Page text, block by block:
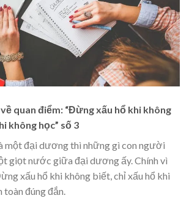
quan điểm: “Đừng xấu hổ khi không
không học” số 3
một đại dương thì những gì con người
giọt nước giữa đại dương ấy. Chính vì
xấu hổ khi không biết, chỉ xấu hổ khi
toàn đúng đắn.